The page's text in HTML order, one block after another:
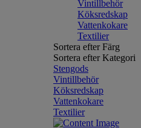
Vintillbehör
Köksredskap
Vattenkokare
Textilier
Sortera efter Färg
Sortera efter Kategori
Stengods
Vintillbehör
Köksredskap
Vattenkokare
Textilier